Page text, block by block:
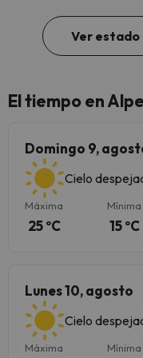
Ver estado
El tiempo en
Domingo 9,
Cielo
Máxima
25 ºC
Mínima
15 ºC
Lunes 10, agosto
Cielo
Máxima Mínima